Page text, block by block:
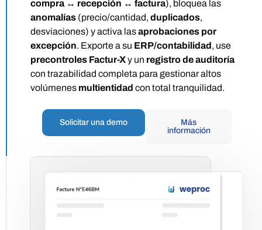
compra↔ recepción ↔ factura), bloquea las
anomalías (precio/cantidad, duplicados,
desviaciones) y activa lasaprobaciones por
excepción. Exporte a su ERP/contabilidad, use
precontroles Factur-Xy un registro de auditoría
con trazabilidad completa para gestionar altos
volúmenes multientidad con total tranquilidad.
Solicitar una demo
Más
información